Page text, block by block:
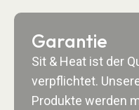
Garantie
Sit & Heat ist der
verpflichtet.
Produkte werden